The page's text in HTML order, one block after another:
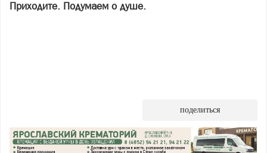
Приходите. Подумаем о душе.
поделиться